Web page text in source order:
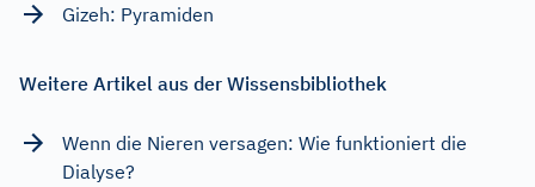
Gizeh: Pyramiden
Weitere Artikel aus der Wissensbibliothek
Wenn die Nieren versagen: Wie funktioniert die
Dialyse?